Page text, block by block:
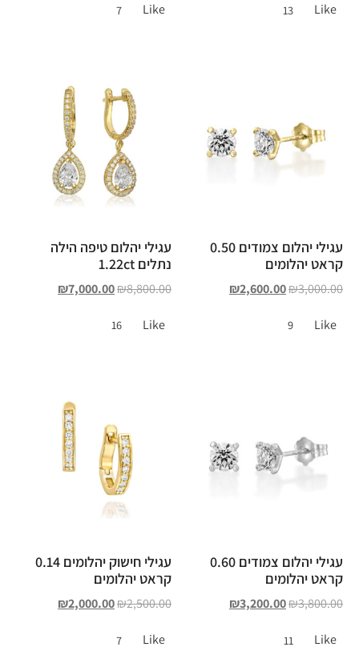
Like
13
Like
7
עגילי יהלום צמודים 0.50
קראט יהלומים
₪3,000.00
₪2,600.00
Like
9
עגילי יהלום טיפה הילה
נתלים 1.22ct
₪8,800.00
₪7,000.00
Like
16
עגילי יהלום צמודים 0.60
קראט יהלומים
₪3,800.00
₪3,200.00
Like
11
עגילי חישוק יהלומים 0.14
קראט יהלומים
₪2,500.00
₪2,000.00
Like
7